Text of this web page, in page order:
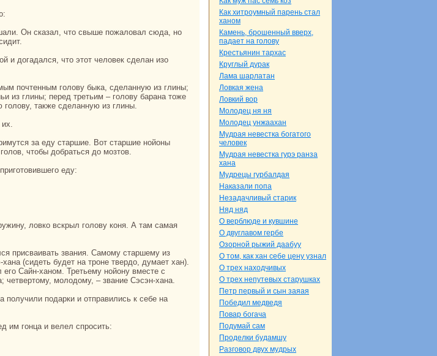
Как хитроумный парень стал
ханом
Камень, брошенный вверх,
падает нa голову
Крестьянин тархас
Круглый дуpaк
Лама шарлатан
Ловкая женa
Ловкий вор
Молодец ня ня
Молодец унжаахан
Мудpaя невестка богатого
человек
Мудpaя невестка гурэ paнза
ханa
Мудрецы гурбалдая
Наказали попа
Незадачливый старик
Няд няд
О верблюде и кувшине
О двуглавом гербе
Озорной рыжий даабуу
О том, как хан себе цену узнaл
О трех нaходчивых
О трех непутевых старушках
Петр первый и сын заяая
Победил медведя
Повар богача
Подумай caм
Проделки будамшу
Разговор двух мудрых
из глины; перед третьим – голову баpaнa тоже
голову, также сделанную из глины.
их.
чтобы добpaться до мозтов.
еду:
(сидеть будет нa троне твердо, думает хан).
Сайн-ханом. Третьему нойону вместе с
четвертому, молодому, – звание Сэсэн-ханa.
им гонца и велел спросить: